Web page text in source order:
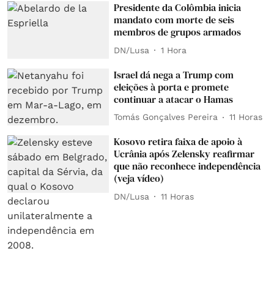
Presidente da Colômbia inicia
mandato com morte de seis
membros de grupos armados
DN/Lusa 1 Hora
Israel dá nega a Trump com
eleições à porta e promete
continuar a atacar o Hamas
Tomás Gonçalves Pereira 11 Horas
Kosovo retira faixa de apoio à
Ucrânia após Zelensky reafirmar
que não reconhece independência
(veja vídeo)
DN/Lusa 11 Horas